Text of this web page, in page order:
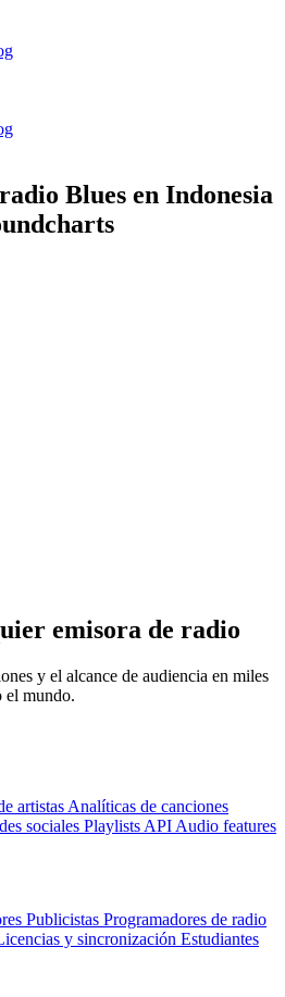
Blues en Indonesia
emisora de radio
y el alcance de audiencia en miles
el mundo.
artistas Analíticas de canciones
sociales Playlists API Audio features
Publicistas Programadores de radio
y sincronización Estudiantes